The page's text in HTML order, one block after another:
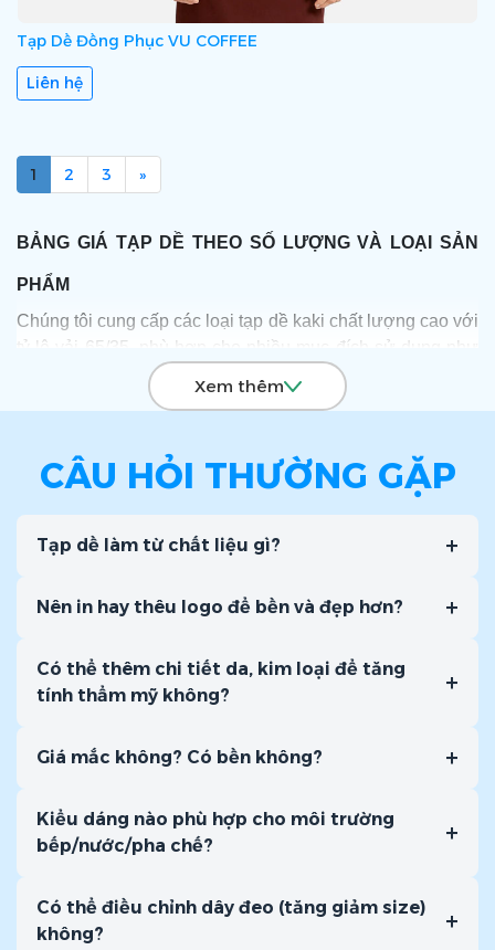
Tạp Dề Đồng Phục VU COFFEE
Liên hệ
1 2 3 »
BẢNG GIÁ TẠP DỀ THEO SỐ LƯỢNG VÀ LOẠI SẢN
PHẨM
Chúng tôi cung cấp các loại tạp dề kaki chất lượng cao với
tỷ lệ vải 65/35, phù hợp cho nhiều mục đích sử dụng như
nhà hàng, quán cà phê, xưởng sản xuất... Giá tạp dề được
phân chia theo loại (dài/ngắn), có hoặc không bao gồm in
Tạp dề dài kaki 65/35 bao gồm in
Tạp dề dài kaki 65/35 không in
Tạp dề ngắn kaki 65/35 bao gồm in
Tạp dề ngắn kaki 65/35 không in
Chúng tôi áp dụng
chính sách giá linh hoạt theo số
lượng – số lượng đặt càng nhiều, đơn giá càng ưu đãi.
Quý khách vui lòng liên hệ để được tư vấn chi tiết và nhận
báo giá cụ thể theo nhu cầu.
Xem thêm
CÂU HỎI THƯỜNG GẶP
Tạp dề làm từ chất liệu gì? +
Nên in hay thêu logo để bền và đẹp hơn? +
Có thể thêm chi tiết da, kim loại để tăng
tính thẩm mỹ không?
+
Giá mắc không? Có bền không? +
Kiểu dáng nào phù hợp cho môi trường
bếp/nước/pha chế?
+
Có thể điều chỉnh dây đeo (tăng giảm size)
không?
+